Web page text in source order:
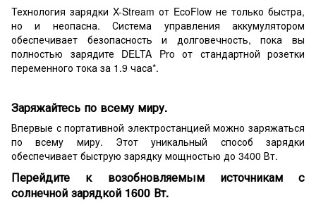
Технология зарядки X-Stream от EcoFlow не только быстра,
но и неопасна. Система управления аккумулятором
обеспечивает безопасность и долговечность, пока вы
полностью зарядите DELTA Pro от стандартной розетки
переменного тока за 1.9 часа*.
Заряжайтесь по всему миру.
Впервые с портативной электростанцией можно заряжаться
по всему миру. Этот уникальный способ зарядки
обеспечивает быструю зарядку мощностью до 3400 Вт.
Перейдите к возобновляемым источникам с
солнечной зарядкой 1600 Вт.